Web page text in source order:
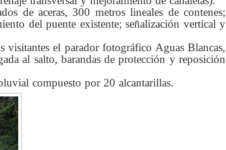
de aceras, 300 metros lineales de contenes;
del puente existente; señalización vertical y
el parador fotográfico Aguas Blancas,
al salto, barandas de protección y reposición
compuesto por 20 alcantarillas.